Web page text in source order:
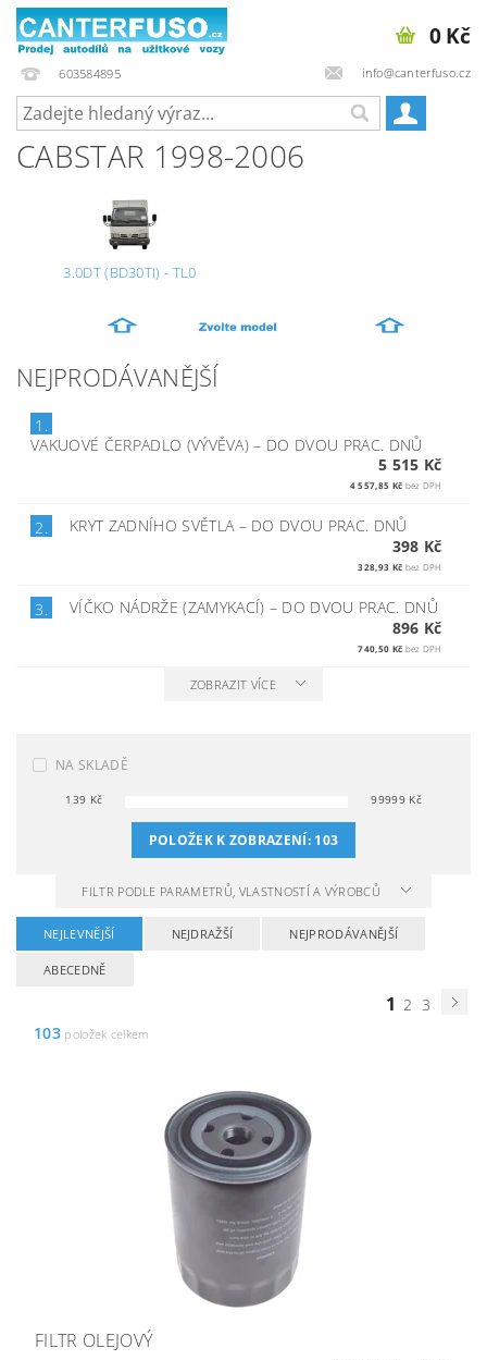
603584895 info@canterfuso.cz
0 Kč
CABSTAR 1998-2006
3.0DT (BD30TI) - TL0
NEJPRODÁVANĚJŠÍ
1.
VAKUOVÉ ČERPADLO (VÝVĚVA)– DO DVOU PRAC. DNŮ
5 515 Kč
4 557,85 Kč bez DPH
2. KRYT ZADNÍHO SVĚTLA – DO DVOU PRAC. DNŮ
398 Kč
328,93 Kč bez DPH
3. VÍČKO NÁDRŽE (ZAMYKACÍ) – DO DVOU PRAC. DNŮ
896 Kč
740,50 Kč bez DPH
ZOBRAZIT VÍCE
NA SKLADĚ
139 Kč 99999Kč
POLOŽEK K ZOBRAZENÍ: 103
FILTR PODLE PARAMETRŮ, VLASTNOSTÍ A VÝROBCŮ
NEJLEVNĚJŠÍ NEJDRAŽŠÍ NEJPRODÁVANĚJŠÍ
ABECEDNĚ
1 2 3
103položek celkem
FILTR OLEJOVÝ